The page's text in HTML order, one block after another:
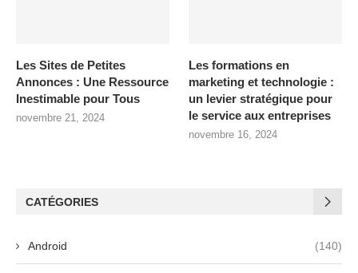
Les Sites de Petites
Annonces : Une Ressource
Inestimable pour Tous
novembre 21, 2024
Les formations en
marketing et technologie :
un levier stratégique pour
le service aux entreprises
novembre 16, 2024
CATÉGORIES
Android (140)